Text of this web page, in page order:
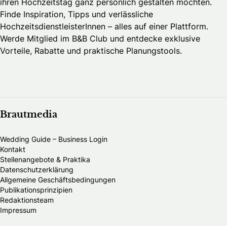
Finde Inspiration, Tipps und verlässliche
HochzeitsdienstleisterInnen – alles auf einer Plattform.
Werde Mitglied im B&B Club und entdecke exklusive
Vorteile, Rabatte und praktische Planungstools.
Brautmedia
Wedding Guide – Business Login
Kontakt
Stellenangebote & Praktika
Datenschutzerklärung
Allgemeine Geschäftsbedingungen
Publikationsprinzipien
Redaktionsteam
Impressum